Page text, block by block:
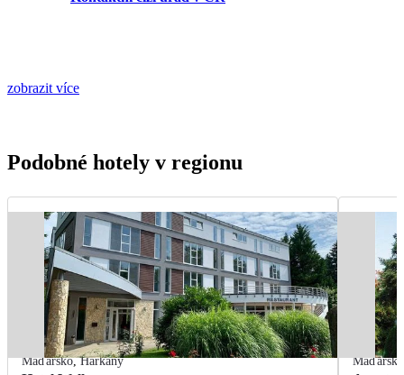
zobrazit více
Podobné hotely v regionu
Maďarsko,Harkány Maďarsko